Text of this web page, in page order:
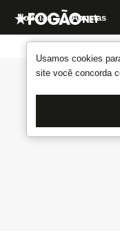
Usamos cookies
site você concorda
Notícias Apostas